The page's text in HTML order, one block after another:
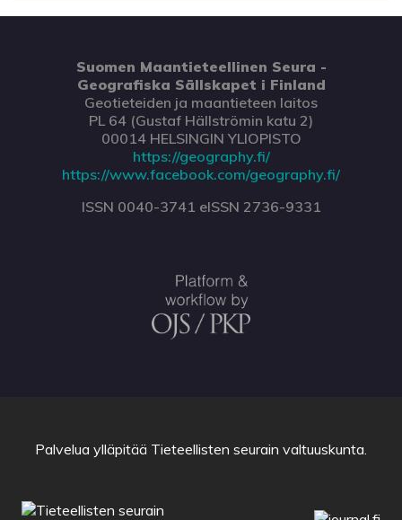
Suomen Maantieteellinen Seura -
Geografiska Sällskapet i Finland
Geotieteiden ja maantieteen laitos
PL 64 (Gustaf Hällströmin katu 2)
00014 HELSINGIN YLIOPISTO
https://geography.fi/
https://www.facebook.com/geography.fi/
ISSN 0040-3741 eISSN 2736-9331
Palvelua ylläpitää Tieteellisten seurain valtuuskunta